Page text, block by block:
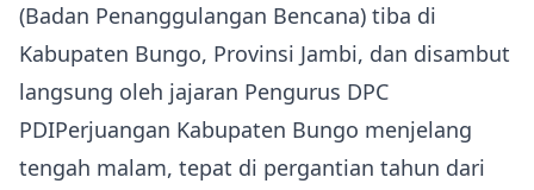
(Badan Penanggulangan Bencana) tiba di
Kabupaten Bungo, Provinsi Jambi, dan disambut
langsung oleh jajaran Pengurus DPC
PDIPerjuangan Kabupaten Bungo menjelang
tengah malam, tepat di pergantian tahun dari